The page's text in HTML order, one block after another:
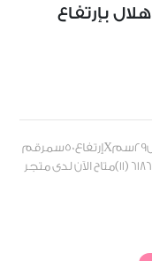
بإرتفاع
العلامة التجارية : مدور madwarالمقاس : عرض29سمXإرتفاع50سمرقم
الموديل YBMPJ-0002رقم السيريال 6186325700093 (11)متاح الآن لدى متجر